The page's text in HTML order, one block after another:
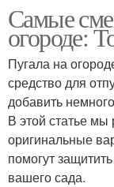
Самые
огороде:
Пугала на
средство для
добавить
В этой статье
оригинальные
помогут
вашего сада.